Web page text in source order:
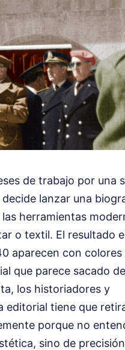
de trabajo por una
lanzar una
herramientas
o textil. El resultado
aparecen con colores
que parece sacado
los historiadores y
editorial tiene que
porque no
sino de precisión